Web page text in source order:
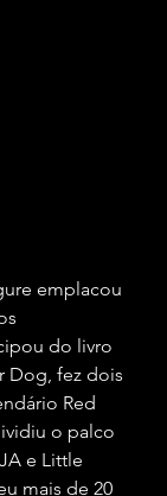
emplacou
do livro
Dog, fez dois
Red
o palco
e Little
mais de 20